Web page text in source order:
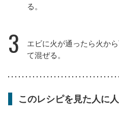
る。
3
エビに火が通ったら火か
て混ぜる。
このレシピを見た人に